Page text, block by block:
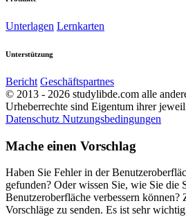
Unterlagen Lernkarten
Unterstützung
Bericht Geschäftspartnes
© 2013 - 2026 studylibde.com alle
Urheberrechte sind Eigentum ihrer
Datenschutz Nutzungsbedingungen
Mache einen Vorschlag
Haben Sie Fehler in der
gefunden? Oder wissen Sie, wie Sie die
Benutzeroberfläche verbessern können?
Vorschläge zu senden. Es ist sehr